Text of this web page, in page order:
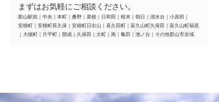
まずはお気軽にご相談ください。
郡山駅前 ｜ 中央 ｜ 本町 ｜ 桑野 ｜ 菜根 ｜ 日和田 ｜ 桜木 ｜ 朝日 ｜ 清水台 ｜ 小原田 ｜
安積町 ｜ 安積町長久保 ｜ 安積町日出山 ｜ 喜久田町 ｜ 富久山町久保田 ｜ 富久山町福原
｜ 大槻町 ｜ 片平町 ｜ 開成 ｜ 久保田 ｜ 大町 ｜ 南 ｜ 亀田 ｜ 池ノ台 ｜ その他郡山市全域